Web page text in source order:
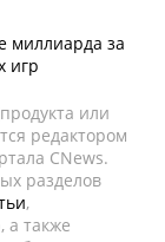
миллиарда за
игр
или
редактором
CNews.
разделов
,
а также